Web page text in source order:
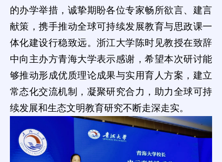
的办学举措，诚挚期盼各位专家畅所欲言、建言
献策，携手推动全球可持续发展教育与思政课一
体化建设行稳致远。浙江大学陈时见教授在致辞
中向主办方青海大学表示感谢，希望本次研讨能
够推动形成优质理论成果与实用育人方案，建立
常态化交流机制，凝聚研究合力，助力全球可持
续发展和生态文明教育研究不断走深走实。